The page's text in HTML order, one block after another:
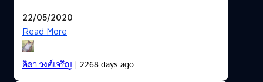
22/05/2020
Read More
ศิลา วงศ์เจริญ | 2268 days ago